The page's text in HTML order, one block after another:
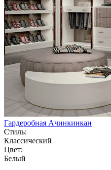
Гардеробная Ачинкинкан
Стиль:
Классический
Цвет:
Белый